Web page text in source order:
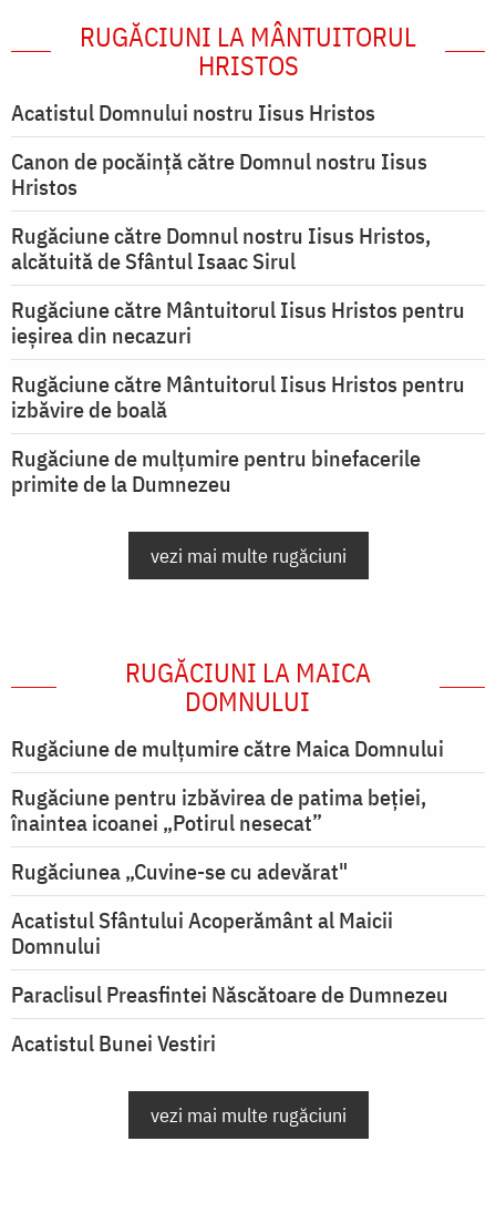
RUGĂCIUNI LA MÂNTUITORUL
HRISTOS
Acatistul Domnului nostru Iisus Hristos
Canon de pocăință către Domnul nostru Iisus
Hristos
Rugăciune către Domnul nostru Iisus Hristos,
alcătuită de Sfântul Isaac Sirul
Rugăciune către Mântuitorul Iisus Hristos pentru
ieşirea din necazuri
Rugăciune către Mântuitorul Iisus Hristos pentru
izbăvire de boală
Rugăciune de mulțumire pentru binefacerile
primite de la Dumnezeu
vezi mai multe rugăciuni
RUGĂCIUNI LA MAICA
DOMNULUI
Rugăciune de mulţumire către Maica Domnului
Rugăciune pentru izbăvirea de patima beției,
înaintea icoanei „Potirul nesecat”
Rugăciunea „Cuvine-se cu adevărat"
Acatistul Sfântului Acoperământ al Maicii
Domnului
Paraclisul Preasfintei Născătoare de Dumnezeu
Acatistul Bunei Vestiri
vezi mai multe rugăciuni